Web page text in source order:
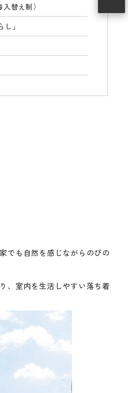
替え制）
」
でも自然を感じながらのびの
、室内を生活しやすい落ち着